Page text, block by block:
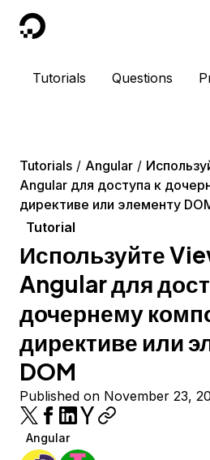
DigitalOcean
Tutorials Questions
Tutorials Angular
Angular для доступа к
директиве или элементу
Tutorial
Используйте
Angular для
дочернему
директиве или
DOM
Published on November 23,
Angular